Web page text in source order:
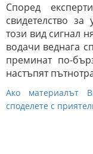
Според
свидетелство
този вид сигнал
водачи веднага
преминат по-
настъпят
Ако материалът
споделете с